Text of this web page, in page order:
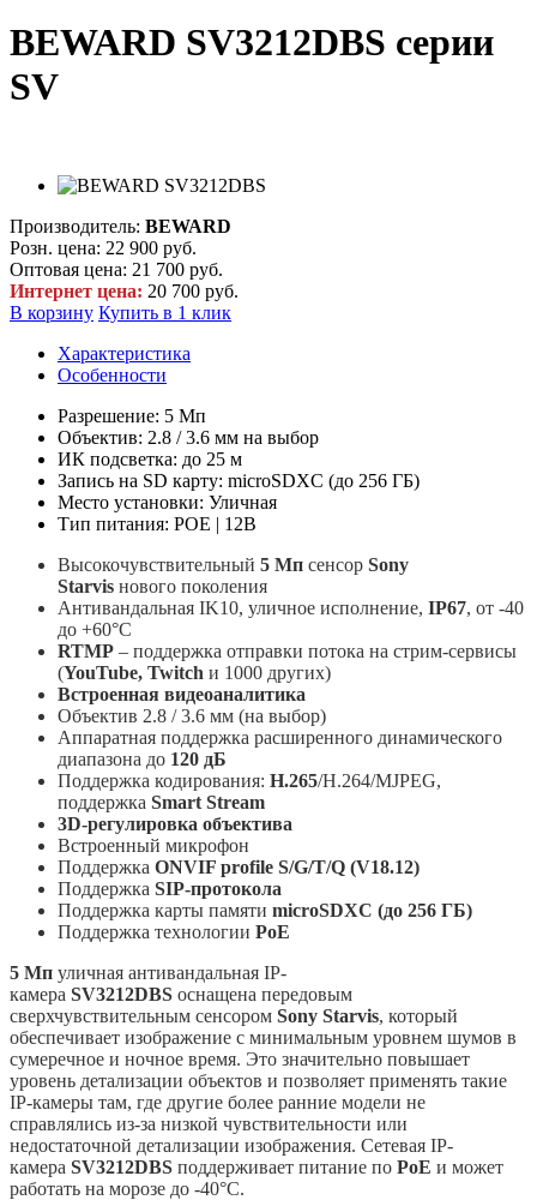
BEWARD SV3212DBS серии
SV
Производитель: BEWARD
Розн. цена: 22 900 руб.
Оптовая цена: 21 700 руб.
Интернет цена: 20 700 руб.
В корзину Купить в 1 клик
Характеристика
Особенности
Разрешение: 5 Мп
Объектив: 2.8 / 3.6 мм на выбор
ИК подсветка: до 25 м
Запись на SD карту: microSDXC (до 256 ГБ)
Место установки: Уличная
Тип питания: POE | 12В
Высокочувствительный 5 Мп сенсор Sony
Starvis нового поколения
Антивандальная IK10, уличное исполнение, IP67, от -40
до +60°C
RTMP – поддержка отправки потока на стрим-сервисы
(YouTube, Twitch и 1000 других)
Встроенная видеоаналитика
Объектив 2.8 / 3.6 мм (на выбор)
Аппаратная поддержка расширенного динамического
диапазона до 120 дБ
Поддержка кодирования: H.265/H.264/MJPEG,
поддержка Smart Stream
3D-регулировка объектива
Встроенный микрофон
Поддержка ONVIF profile S/G/T/Q (V18.12)
Поддержка SIP-протокола
Поддержка карты памяти microSDXC (до 256 ГБ)
Поддержка технологии PoE
5 Мп уличная антивандальная IP-
камера SV3212DBS оснащена передовым
сверхчувствительным сенсором Sony Starvis, который
обеспечивает изображение с минимальным уровнем шумов в
сумеречное и ночное время. Это значительно повышает
уровень детализации объектов и позволяет применять такие
IP-камеры там, где другие более ранние модели не
справлялись из-за низкой чувствительности или
недостаточной детализации изображения. Сетевая IP-
камера SV3212DBS поддерживает питание по PoE и может
работать на морозе до -40°C.